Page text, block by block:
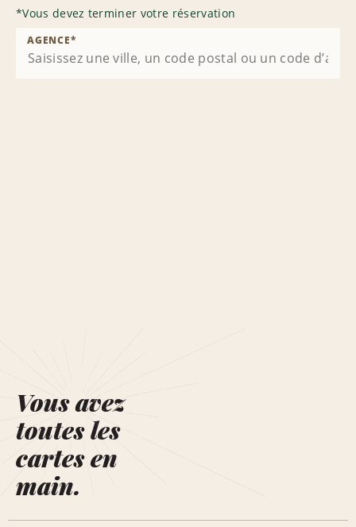
*Vous devez terminer votre réservation
AGENCE*
Vous avez
toutes les
cartes en
main.